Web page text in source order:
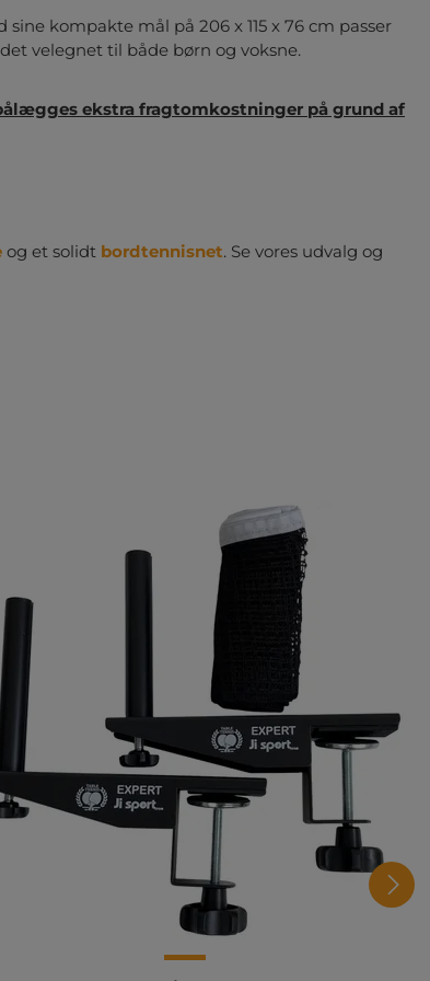
kompakte mål på 206 x 115 x 76 cm passer
velegnet til både børn og voksne.
ekstra fragtomkostninger på grund af
og et solidt bordtennisnet. Se vores udvalg og